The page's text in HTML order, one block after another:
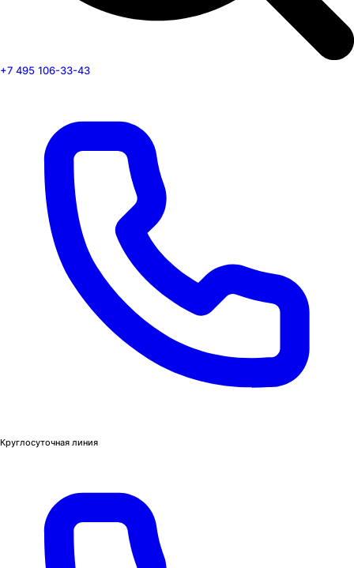
+7 495 106-33-43
Круглосуточная линия